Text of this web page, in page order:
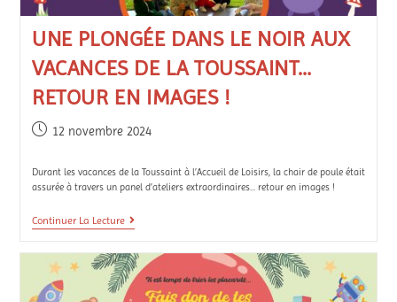
UNE PLONGÉE DANS LE NOIR AUX
VACANCES DE LA TOUSSAINT…
RETOUR EN IMAGES !
12 novembre 2024
Durant les vacances de la Toussaint à l’Accueil de Loisirs, la chair de poule était
assurée à travers un panel d’ateliers extraordinaires... retour en images !
Continuer La Lecture